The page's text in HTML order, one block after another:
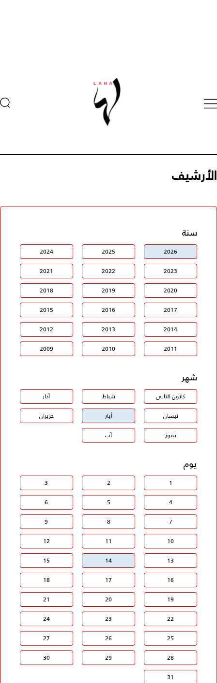
الأرشيف
سنة
2026
2025
2024
2023
2022
2021
2020
2019
2018
2017
2016
2015
2014
2013
2012
2011
2010
2009
شهر
كانون الثاني شباط آذار
نيسان أيار حزيران
تموز آب
يوم
1
2
3
4
5
6
7
8
9
10
11
12
13
14
15
16
17
18
19
20
21
22
23
24
25
26
27
28
29
30
31